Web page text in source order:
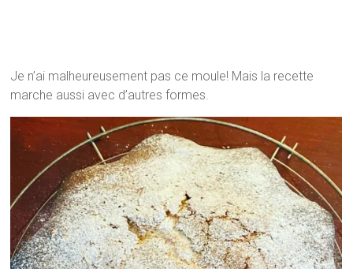
Je n’ai malheureusement pas ce moule! Mais la recette
marche aussi avec d’autres formes.